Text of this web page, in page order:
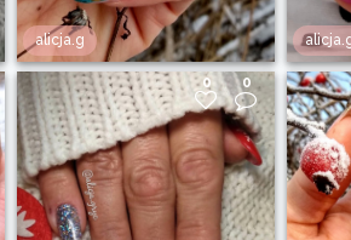
alicja.g
0 0